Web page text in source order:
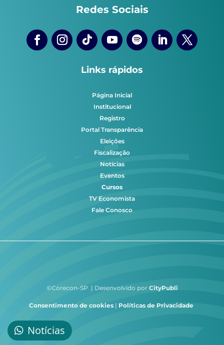
Redes Sociais
Links rápidos
Página Inicial
Institucional
Registro
Portal Transparência
Eleições
Fiscalização
Notícias
Eventos
Cursos
TV Economista
Fale Conosco
©Corecon-SP | Desenvolvido por CityPubli
Consentimento de cookies | Políticas de Privacidade
Notícias